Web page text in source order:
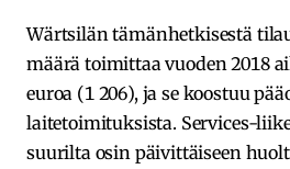
Wärtsilän tämänhetkisestä
määrä toimittaa vuoden 2018
euroa (1 206), ja se koostuu
laitetoimituksista. Services-
suurilta osin päivittäiseen